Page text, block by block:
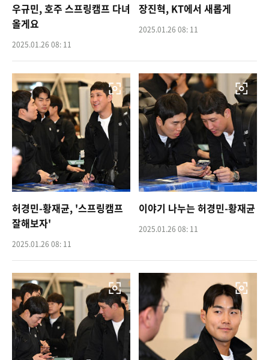
우규민, 호주 스프링캠프 다녀
올게요
2025.01.26 08: 11
장진혁, KT에서 새롭게
2025.01.26 08: 11
허경민-황재균, '스프링캠프
잘해보자'
2025.01.26 08: 11
이야기 나누는 허경민-황재균
2025.01.26 08: 11